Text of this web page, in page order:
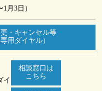
月3日）
・キャンセル等
専用ダイヤル）
イ
相談窓口は
こちら